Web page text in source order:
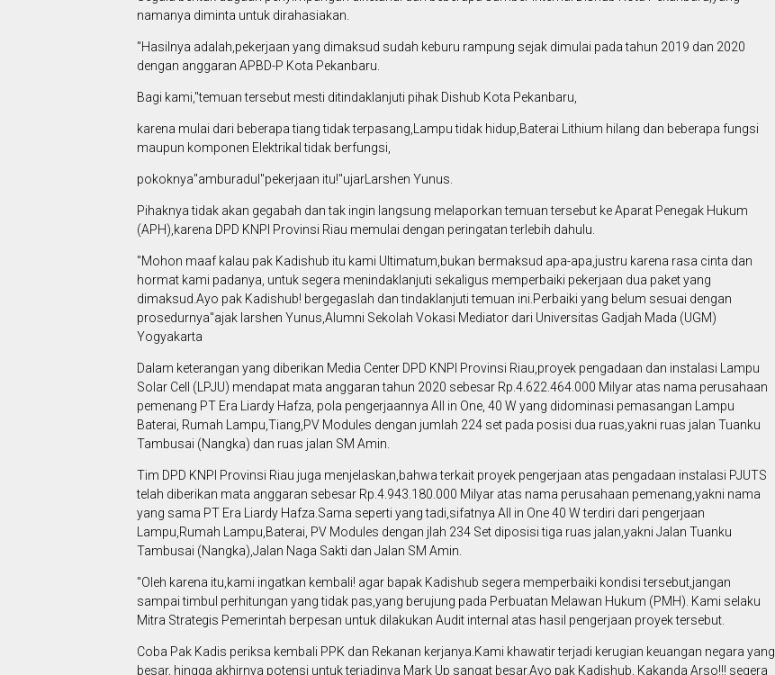
namanya diminta untuk dirahasiakan.
"Hasilnya adalah,pekerjaan yang dimaksud sudah keburu rampung sejak dimulai pada tahun 2019 dan 2020
dengan anggaran APBD-P Kota Pekanbaru.
Bagi kami,"temuan tersebut mesti ditindaklanjuti pihak Dishub Kota Pekanbaru,
karena mulai dari beberapa tiang tidak terpasang,Lampu tidak hidup,Baterai Lithium hilang dan beberapa fungsi
maupun komponen Elektrikal tidak berfungsi,
pokoknya"amburadul"pekerjaan itu!"ujarLarshen Yunus.
Pihaknya tidak akan gegabah dan tak ingin langsung melaporkan temuan tersebut ke Aparat Penegak Hukum
(APH),karena DPD KNPI Provinsi Riau memulai dengan peringatan terlebih dahulu.
"Mohon maaf kalau pak Kadishub itu kami Ultimatum,bukan bermaksud apa-apa,justru karena rasa cinta dan
hormat kami padanya, untuk segera menindaklanjuti sekaligus memperbaiki pekerjaan dua paket yang
dimaksud.Ayo pak Kadishub! bergegaslah dan tindaklanjuti temuan ini.Perbaiki yang belum sesuai dengan
prosedurnya"ajak larshen Yunus,Alumni Sekolah Vokasi Mediator dari Universitas Gadjah Mada (UGM)
Yogyakarta
Dalam keterangan yang diberikan Media Center DPD KNPI Provinsi Riau,proyek pengadaan dan instalasi Lampu
Solar Cell (LPJU) mendapat mata anggaran tahun 2020 sebesar Rp.4.622.464.000 Milyar atas nama perusahaan
pemenang PT Era Liardy Hafza, pola pengerjaannya All in One, 40 W yang didominasi pemasangan Lampu
Baterai, Rumah Lampu,Tiang,PV Modules dengan jumlah 224 set pada posisi dua ruas,yakni ruas jalan Tuanku
Tambusai (Nangka) dan ruas jalan SM Amin.
Tim DPD KNPI Provinsi Riau juga menjelaskan,bahwa terkait proyek pengerjaan atas pengadaan instalasi PJUTS
telah diberikan mata anggaran sebesar Rp.4.943.180.000 Milyar atas nama perusahaan pemenang,yakni nama
yang sama PT Era Liardy Hafza.Sama seperti yang tadi,sifatnya All in One 40 W terdiri dari pengerjaan
Lampu,Rumah Lampu,Baterai, PV Modules dengan jlah 234 Set diposisi tiga ruas jalan,yakni Jalan Tuanku
Tambusai (Nangka),Jalan Naga Sakti dan Jalan SM Amin.
"Oleh karena itu,kami ingatkan kembali! agar bapak Kadishub segera memperbaiki kondisi tersebut,jangan
sampai timbul perhitungan yang tidak pas,yang berujung pada Perbuatan Melawan Hukum (PMH). Kami selaku
Mitra Strategis Pemerintah berpesan untuk dilakukan Audit internal atas hasil pengerjaan proyek tersebut.
Coba Pak Kadis periksa kembali PPK dan Rekanan kerjanya.Kami khawatir terjadi kerugian keuangan negara yang
besar, hingga akhirnya potensi untuk terjadinya Mark Up sangat besar.Ayo pak Kadishub, Kakanda Arso!!! segera